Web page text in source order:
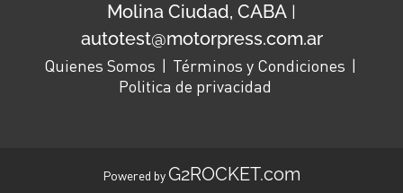
Molina Ciudad, CABA |
autotest@motorpress.com.ar
Quienes Somos
Términos y Condiciones
Politica de privacidad
Powered byG2ROCKET.com